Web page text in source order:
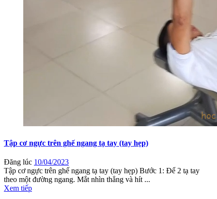
Tập cơ ngực trên ghế ngang tạ tay (tay hẹp)
Đăng lúc 10/04/2023
Tập cơ ngực trên ghế ngang tạ tay (tay hẹp) Bước 1: Để 2 tạ tay
theo một đường ngang. Mắt nhìn thẳng và hít ...
Xem tiếp